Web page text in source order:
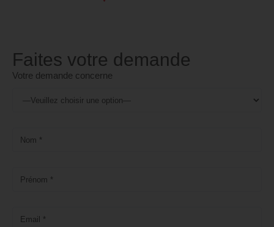
Faites votre demande
Votre demande concerne